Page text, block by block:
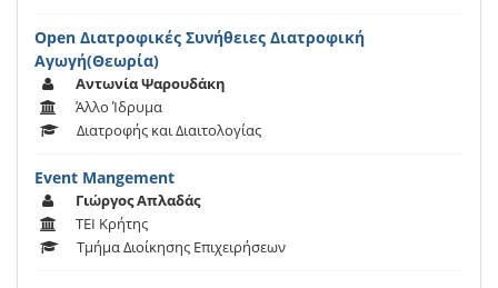
Open Διατροφικές Συνήθειες Διατροφική
Αγωγή(Θεωρία)
Αντωνία Ψαρουδάκη
Άλλο Ίδρυμα
Διατροφής και Διαιτολογίας
Event Mangement
Γιώργος Απλαδάς
ΤΕΙ Κρήτης
Τμήμα Διοίκησης Επιχειρήσεων